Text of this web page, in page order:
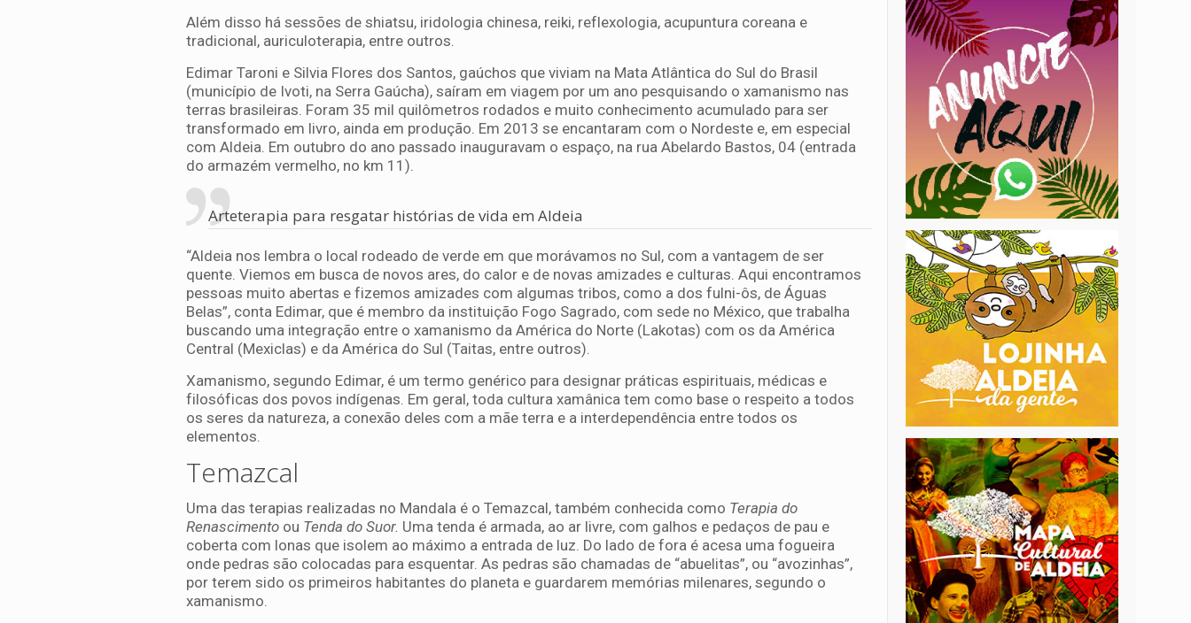
Além disso há sessões de shiatsu, iridologia chinesa, reiki, reflexologia, acupuntura coreana e
tradicional, auriculoterapia, entre outros.
Edimar Taroni e Silvia Flores dos Santos, gaúchos que viviam na Mata Atlântica do Sul do Brasil
(município de Ivoti, na Serra Gaúcha), saíram em viagem por um ano pesquisando o xamanismo nas
terras brasileiras. Foram 35 mil quilômetros rodados e muito conhecimento acumulado para ser
transformado em livro, ainda em produção. Em 2013 se encantaram com o Nordeste e, em especial
com Aldeia. Em outubro do ano passado inauguravam o espaço, na rua Abelardo Bastos, 04 (entrada
do armazém vermelho, no km 11).
Arteterapia para resgatar histórias de vida em Aldeia
“Aldeia nos lembra o local rodeado de verde em que morávamos no Sul, com a vantagem de ser
quente. Viemos em busca de novos ares, do calor e de novas amizades e culturas. Aqui encontramos
pessoas muito abertas e fizemos amizades com algumas tribos, como a dos fulni-ôs, de Águas
Belas”, conta Edimar, que é membro da instituição Fogo Sagrado, com sede no México, que trabalha
buscando uma integração entre o xamanismo da América do Norte (Lakotas) com os da América
Central (Mexiclas) e da América do Sul (Taitas, entre outros).
Xamanismo, segundo Edimar, é um termo genérico para designar práticas espirituais, médicas e
filosóficas dos povos indígenas. Em geral, toda cultura xamânica tem como base o respeito a todos
os seres da natureza, a conexão deles com a mãe terra e a interdependência entre todos os
elementos.
Temazcal
Uma das terapias realizadas no Mandala é o Temazcal, também conhecida como Terapia do
Renascimento ou Tenda do Suor. Uma tenda é armada, ao ar livre, com galhos e pedaços de pau e
coberta com lonas que isolem ao máximo a entrada de luz. Do lado de fora é acesa uma fogueira
onde pedras são colocadas para esquentar. As pedras são chamadas de “abuelitas”, ou “avozinhas”,
por terem sido os primeiros habitantes do planeta e guardarem memórias milenares, segundo o
xamanismo.